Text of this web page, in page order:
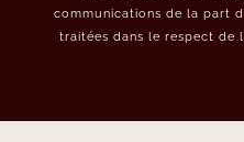
communications de la part
traitées dans le respect de